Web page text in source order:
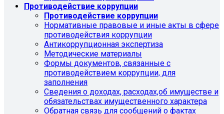
Противодействие коррупции
Противодействие коррупции
Нормативные правовые и иные акты в сфере
противодействия коррупции
Антикоррупционная экспертиза
Методические материалы
Формы документов, связанные с
противодействием коррупции, для
заполнения
Сведения о доходах, расходах,об имуществе и
обязательствах имущественного характера
Обратная связь для сообщений о фактах